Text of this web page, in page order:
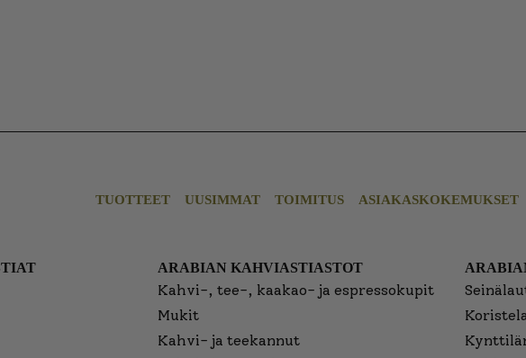
TUOTTEET UUSIMMAT TOIMITUS ASIAKASKOKEMUKSET
ARABIAN KAHVIASTIASTOT
Kahvi-, tee-, kaakao- ja espressokupit
Mukit
Kahvi- ja teekannut